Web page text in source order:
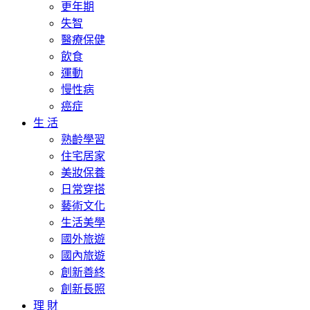
更年期
失智
醫療保健
飲食
運動
慢性病
癌症
生 活
熟齡學習
住宅居家
美妝保養
日常穿搭
藝術文化
生活美學
國外旅遊
國內旅遊
創新善終
創新長照
理 財